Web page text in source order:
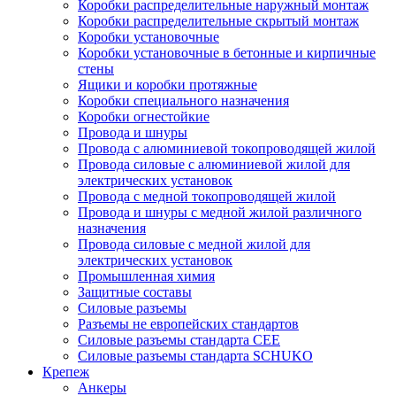
Коробки распределительные наружный монтаж
Коробки распределительные скрытый монтаж
Коробки установочные
Коробки установочные в бетонные и кирпичные
стены
Ящики и коробки протяжные
Коробки специального назначения
Коробки огнестойкие
Провода и шнуры
Провода с алюминиевой токопроводящей жилой
Провода силовые с алюминиевой жилой для
электрических установок
Провода с медной токопроводящей жилой
Провода и шнуры с медной жилой различного
назначения
Провода силовые с медной жилой для
электрических установок
Промышленная химия
Защитные составы
Силовые разъемы
Разъемы не европейских стандартов
Силовые разъемы стандарта CEE
Силовые разъемы стандарта SCHUKO
Крепеж
Анкеры